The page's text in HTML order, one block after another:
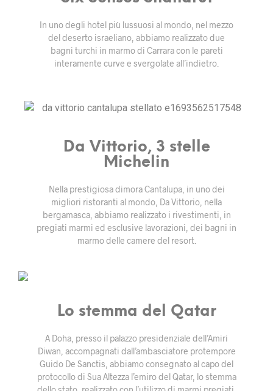
In uno degli hotel più lussuosi al mondo, nel mezzo
del deserto israeliano, abbiamo realizzato due
bagni turchi in marmo di Carrara con le pareti
interamente curve e svergolate all’indietro.
Da Vittorio, 3 stelle
Michelin
Nella prestigiosa dimora Cantalupa, in uno dei
migliori ristoranti al mondo, Da Vittorio, nella
bergamasca, abbiamo realizzato i rivestimenti, in
pregiati marmi ed esclusive lavorazioni, dei bagni in
marmo delle camere del resort.
Lo stemma del Qatar
A Doha, presso il palazzo presidenziale dell’Amiri
Diwan, accompagnati dall’ambasciatore protempore
Guido De Sanctis, abbiamo consegnato al capo del
protocollo di Sua Altezza l’emiro del Qatar, lo stemma